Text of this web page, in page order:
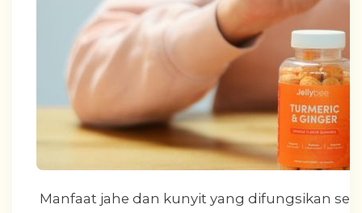
Manfaat jahe dan kunyit yang difungsikan